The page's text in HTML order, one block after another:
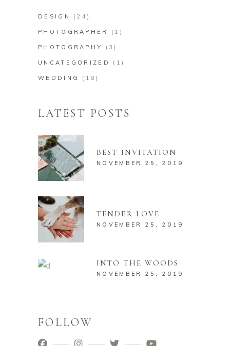
DESIGN (24)
PHOTOGRAPHER (1)
PHOTOGRAPHY (3)
UNCATEGORIZED (1)
WEDDING (18)
LATEST POSTS
BEST INVITATION
NOVEMBER 25, 2019
TENDER LOVE
NOVEMBER 25, 2019
INTO THE WOODS
NOVEMBER 25, 2019
FOLLOW